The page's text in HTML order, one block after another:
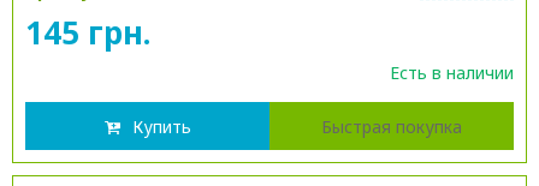
145 грн.
Есть в наличии
Купить Быстрая покупка